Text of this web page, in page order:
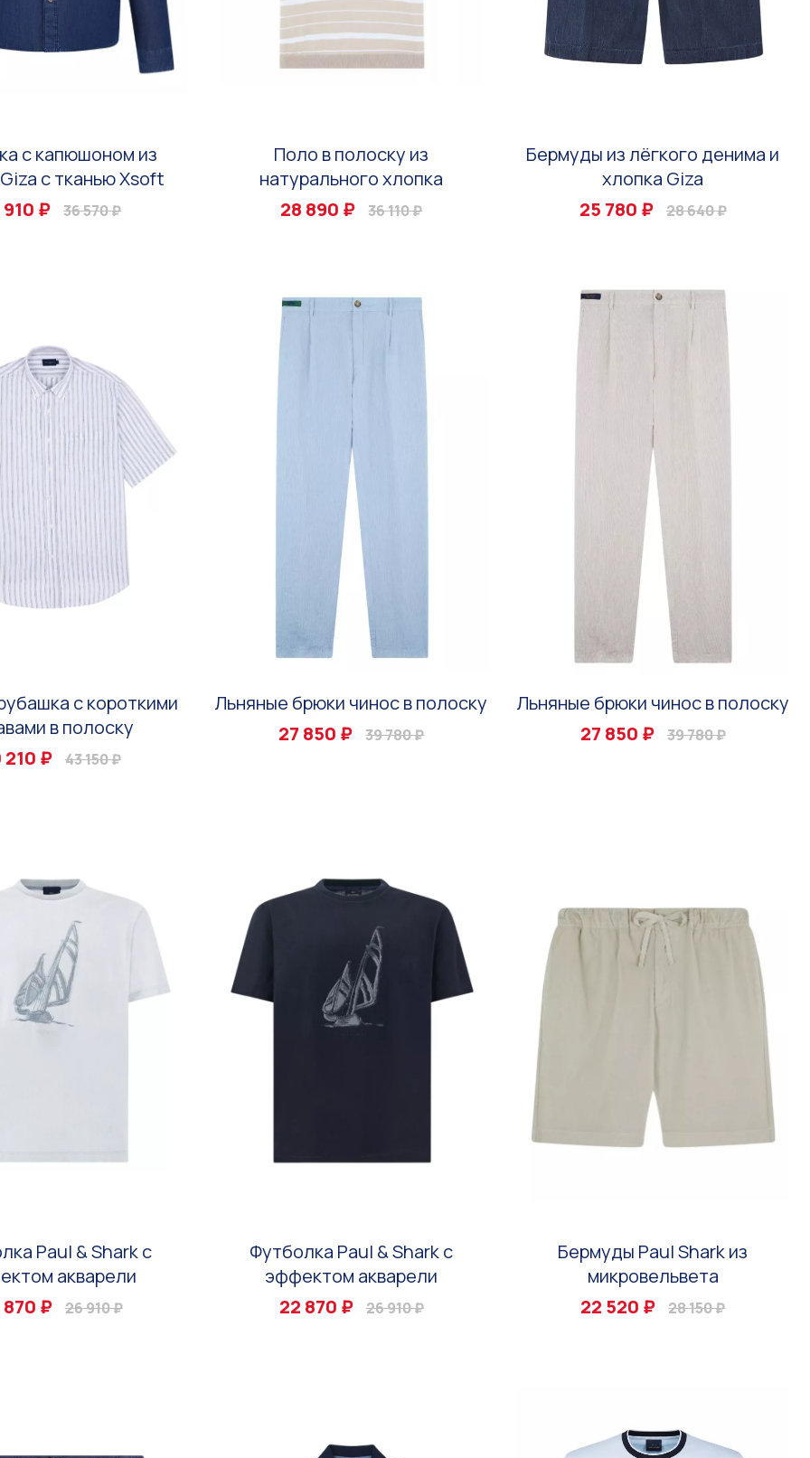
с капюшоном из
с тканью Xsoft
910 ₽
36 570 ₽
Поло в полоску из
натурального хлопка
28 890 ₽
36 110 ₽
Бермуды из лёгкого денима и
хлопка Giza
25 780 ₽
28 640 ₽
с короткими
в полоску
210 ₽
43 150 ₽
Льняные брюки чинос в полоску
27 850 ₽
39 780 ₽
Льняные брюки чинос в полоску
27 850 ₽
39 780 ₽
Paul & Shark с
акварели
₽
26 910 ₽
Футболка Paul & Shark с
эффектом акварели
22 870 ₽
26 910 ₽
Бермуды Paul Shark из
микровельвета
22 520 ₽
28 150 ₽